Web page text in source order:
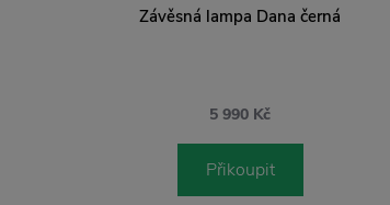
Závěsná lampa Dana černá
5 990 Kč
Přikoupit